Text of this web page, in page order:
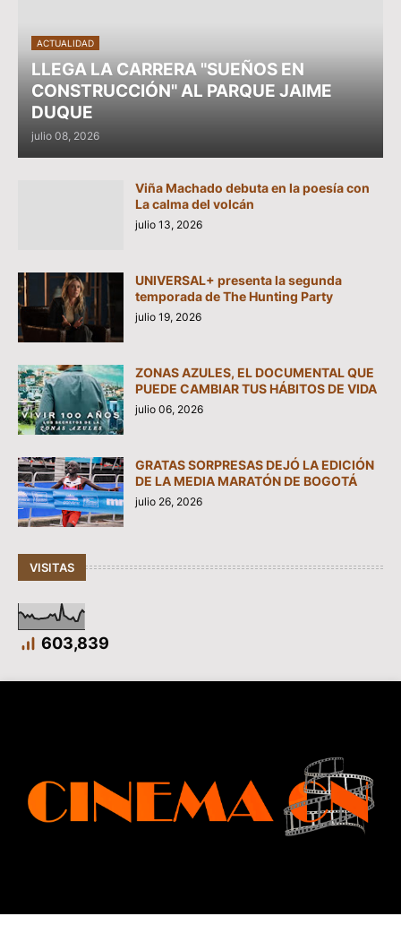
ACTUALIDAD
LLEGA LA CARRERA "SUEÑOS EN
CONSTRUCCIÓN" AL PARQUE JAIME
DUQUE
julio 08, 2026
Viña Machado debuta en la poesía con
La calma del volcán
julio 13, 2026
UNIVERSAL+ presenta la segunda
temporada de The Hunting Party
julio 19, 2026
ZONAS AZULES, EL DOCUMENTAL QUE
PUEDE CAMBIAR TUS HÁBITOS DE VIDA
julio 06, 2026
GRATAS SORPRESAS DEJÓ LA EDICIÓN
DE LA MEDIA MARATÓN DE BOGOTÁ
julio 26, 2026
VISITAS
603,839